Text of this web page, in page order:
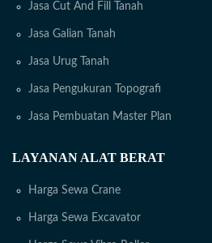
Jasa Cut And Fill Tanah
Jasa Galian Tanah
Jasa Urug Tanah
Jasa Pengukuran Topografi
Jasa Pembuatan Master Plan
LAYANAN ALAT BERAT
Harga Sewa Crane
Harga Sewa Excavator